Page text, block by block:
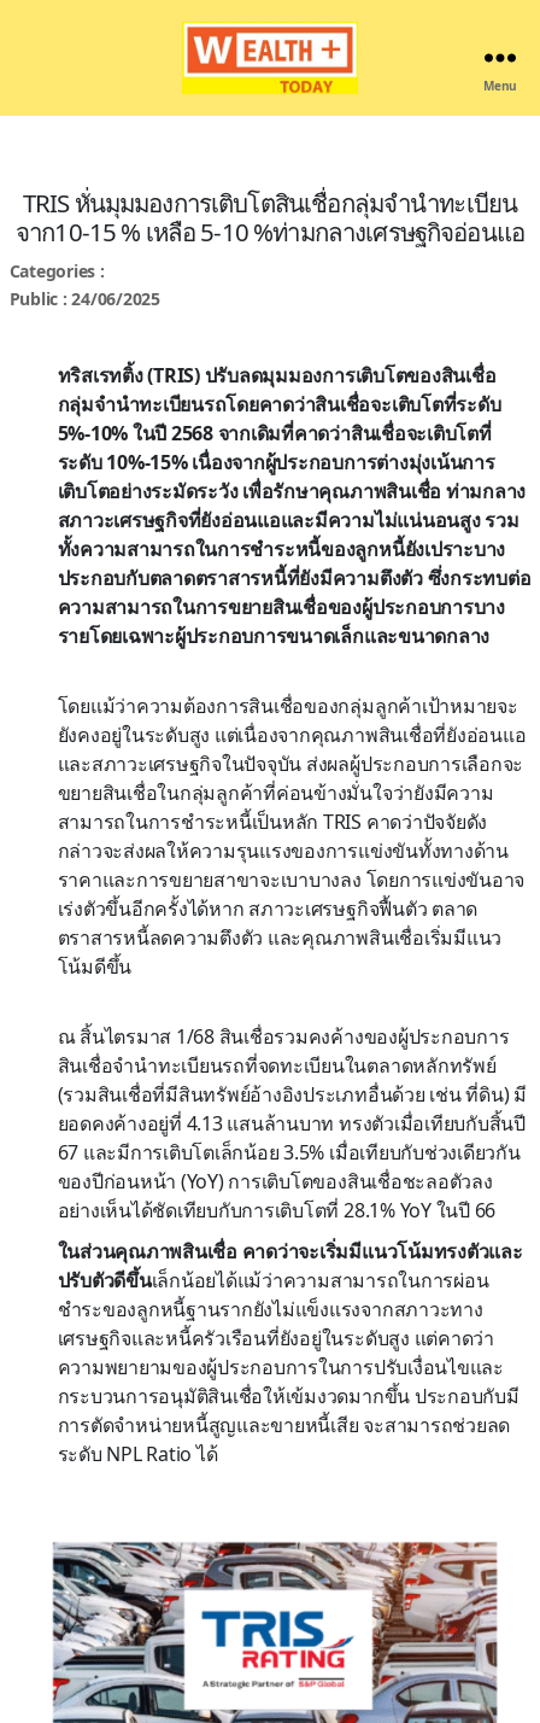
Menu
TRIS หั่นมุมมองการเติบโตสินเชื่อกลุ่มจำนำทะเบียน
จาก10-15 % เหลือ 5-10 %ท่ามกลางเศรษฐกิจอ่อนแอ
Categories :
Public : 24/06/2025
ทริสเรทติ้ง (TRIS) ปรับลดมุมมองการเติบโตของสินเชื่อ
กลุ่มจำนำทะเบียนรถโดยคาดว่าสินเชื่อจะเติบโตที่ระดับ
5%-10% ในปี 2568 จากเดิมที่คาดว่าสินเชื่อจะเติบโตที่
ระดับ 10%-15% เนื่องจากผู้ประกอบการต่างมุ่งเน้นการ
เติบโตอย่างระมัดระวัง เพื่อรักษาคุณภาพสินเชื่อ ท่ามกลาง
สภาวะเศรษฐกิจที่ยังอ่อนแอและมีความไม่แน่นอนสูง รวม
ทั้งความสามารถในการชำระหนี้ของลูกหนี้ยังเปราะบาง
ประกอบกับตลาดตราสารหนี้ที่ยังมีความตึงตัว ซึ่งกระทบต่อ
ความสามารถในการขยายสินเชื่อของผู้ประกอบการบาง
รายโดยเฉพาะผู้ประกอบการขนาดเล็กและขนาดกลาง
โดยแม้ว่าความต้องการสินเชื่อของกลุ่มลูกค้าเป้าหมายจะ
ยังคงอยู่ในระดับสูง แต่เนื่องจากคุณภาพสินเชื่อที่ยังอ่อนแอ
และสภาวะเศรษฐกิจในปัจจุบัน ส่งผลผู้ประกอบการเลือกจะ
ขยายสินเชื่อในกลุ่มลูกค้าที่ค่อนข้างมั่นใจว่ายังมีความ
สามารถในการชำระหนี้เป็นหลัก TRIS คาดว่าปัจจัยดัง
กล่าวจะส่งผลให้ความรุนแรงของการแข่งขันทั้งทางด้าน
ราคาและการขยายสาขาจะเบาบางลง โดยการแข่งขันอาจ
เร่งตัวขึ้นอีกครั้งได้หาก สภาวะเศรษฐกิจฟื้นตัว ตลาด
ตราสารหนี้ลดความตึงตัว และคุณภาพสินเชื่อเริ่มมีแนว
โน้มดีขึ้น
ณ สิ้นไตรมาส 1/68 สินเชื่อรวมคงค้างของผู้ประกอบการ
สินเชื่อจำนำทะเบียนรถที่จดทะเบียนในตลาดหลักทรัพย์
(รวมสินเชื่อที่มีสินทรัพย์อ้างอิงประเภทอื่นด้วย เช่น ที่ดิน) มี
ยอดคงค้างอยู่ที่ 4.13 แสนล้านบาท ทรงตัวเมื่อเทียบกับสิ้นปี
67 และมีการเติบโตเล็กน้อย 3.5% เมื่อเทียบกับช่วงเดียวกัน
ของปีก่อนหน้า (YoY) การเติบโตของสินเชื่อชะลอตัวลง
อย่างเห็นได้ชัดเทียบกับการเติบโตที่ 28.1% YoY ในปี 66
ในส่วนคุณภาพสินเชื่อ คาดว่าจะเริ่มมีแนวโน้มทรงตัวและ
ปรับตัวดีขึ้นเล็กน้อยได้แม้ว่าความสามารถในการผ่อน
ชำระของลูกหนี้ฐานรากยังไม่แข็งแรงจากสภาวะทาง
เศรษฐกิจและหนี้ครัวเรือนที่ยังอยู่ในระดับสูง แต่คาดว่า
ความพยายามของผู้ประกอบการในการปรับเงื่อนไขและ
กระบวนการอนุมัติสินเชื่อให้เข้มงวดมากขึ้น ประกอบกับมี
การตัดจำหน่ายหนี้สูญและขายหนี้เสีย จะสามารถช่วยลด
ระดับ NPL Ratio ได้